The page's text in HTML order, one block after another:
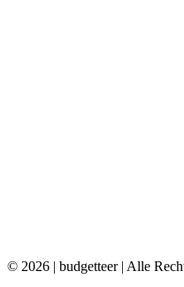
© 2026 | budgetteer | Alle